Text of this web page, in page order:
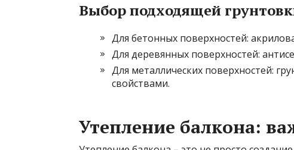
Выбор подходящей
Для бетонных поверхностей:
Для деревянных поверхностей:
Для металлических поверхностей:
свойствами.
Утепление балкона: